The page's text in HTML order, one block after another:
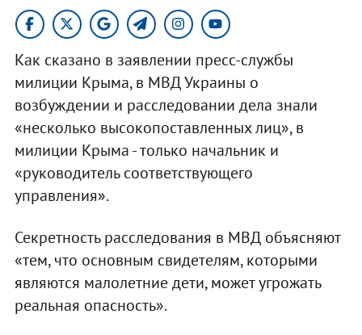
Как сказано в заявлении пресс-службы
милиции Крыма, в МВД Украины о
возбуждении и расследовании дела знали
«несколько высокопоставленных лиц», в
милиции Крыма - только начальник и
«руководитель соответствующего
управления».
Секретность расследования в МВД объясняют
«тем, что основным свидетелям, которыми
являются малолетние дети, может угрожать
реальная опасность».